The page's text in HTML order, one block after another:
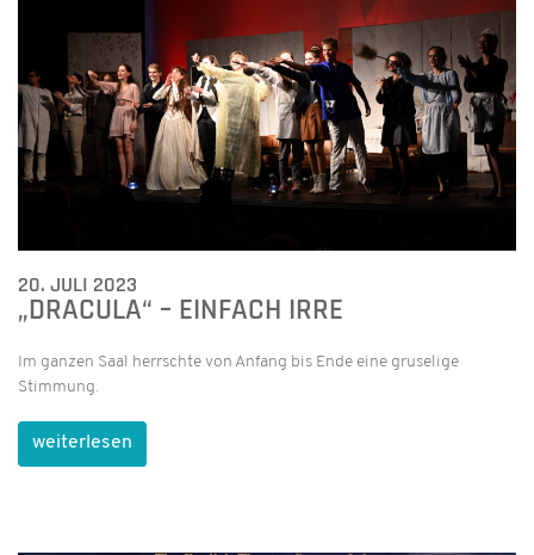
20. JULI 2023
„DRACULA“ – EINFACH IRRE
Im ganzen Saal herrschte von Anfang bis Ende eine gruselige
Stimmung.
weiterlesen